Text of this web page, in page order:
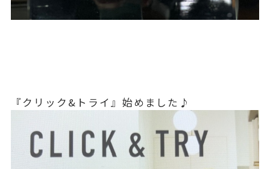
『クリック&トライ』始めました♪